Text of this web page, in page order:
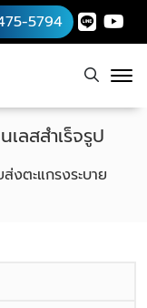
5794
ส่งตะแกรงระบาย
ลสสำเร็จรูป